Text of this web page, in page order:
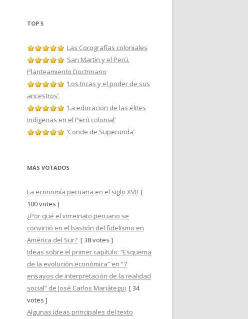
TOP 5
Las Corografías coloniales
San Martín y el Perú.
Planteamiento Doctrinario
‘Los Incas y el poder de sus
ancestros’
‘La educación de las élites
indígenas en el Perú colonial’
‘Conde de Superunda’
MÁS VOTADOS
La economía peruana en el siglo XVII [
100 votes ]
¿Por qué el virreinato peruano se
convirtió en el bastión del fidelismo en
América del Sur? [ 38 votes ]
Ideas sobre el primer capítulo: “Esquema
de la evolución económica” en “7
ensayos de interpretación de la realidad
social” de José Carlos Mariátegui [ 34
votes ]
Algunas ideas principales del texto